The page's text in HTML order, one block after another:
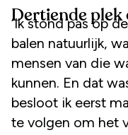
Dertiende
‘Ik stond pas op
balen natuurlijk,
mensen van die
kunnen. En dat
besloot ik eerst
te volgen om het